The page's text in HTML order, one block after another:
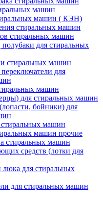
машин
машин ( КЭН)
стиральных машин
стиральных машин
для стиральных
стиральных машин
для
машин
для стиральных машин
бойники) для
стиральных машин
машин прочие
стиральных машин
средств (лотки для
для стиральных
для стиральных машин